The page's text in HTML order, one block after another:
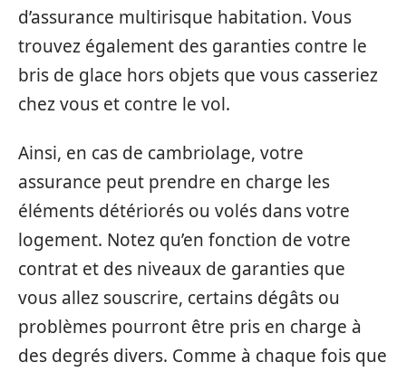
d’assurance multirisque habitation. Vous
trouvez également des garanties contre le
bris de glace hors objets que vous casseriez
chez vous et contre le vol.
Ainsi, en cas de cambriolage, votre
assurance peut prendre en charge les
éléments détériorés ou volés dans votre
logement. Notez qu’en fonction de votre
contrat et des niveaux de garanties que
vous allez souscrire, certains dégâts ou
problèmes pourront être pris en charge à
des degrés divers. Comme à chaque fois que